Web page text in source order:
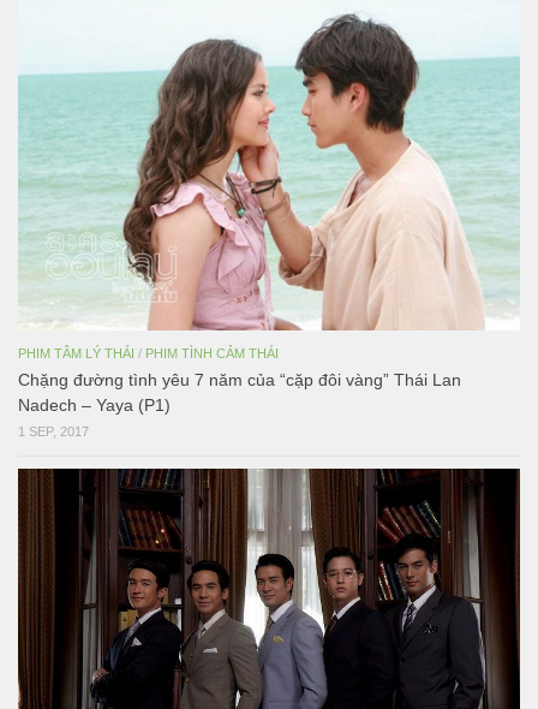
PHIM TÂM LÝ THÁI / PHIM TÌNH CẢM THÁI
Chặng đường tình yêu 7 năm của “cặp đôi vàng” Thái Lan
Nadech – Yaya (P1)
1 SEP, 2017